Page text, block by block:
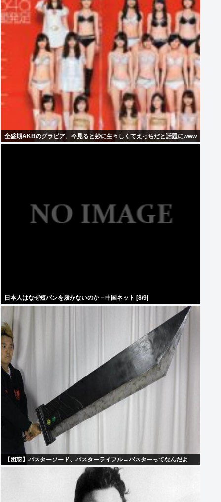
全盛期AKBのグラビア、今見ると妙に生々しくてえっちだと話題にwww
日本人はなぜ短パンを履かないのか－中国ネット [8/9]
【困惑】バスターソード、バスターライフル←バスターってなんだよ